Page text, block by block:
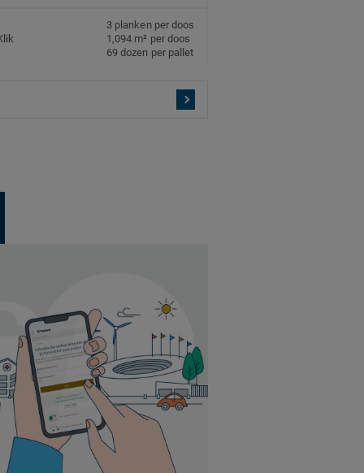
3 planken per doos
1,094 m² per doos
69 dozen per pallet
1,094 m² per doos
66 dozen per pallet